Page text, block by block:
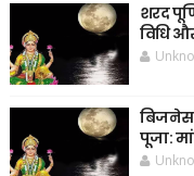
शरद
विधि
बिजनेस
पूजा: